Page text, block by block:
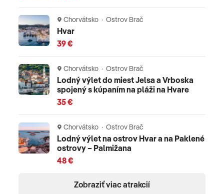
Chorvátsko · Ostrov Brač
Hvar
39 €
Chorvátsko · Ostrov Brač
Lodný výlet do miest Jelsa a Vrboska
spojený s kúpaním na pláži na Hvare
35 €
Chorvátsko · Ostrov Brač
Lodný výlet na ostrov Hvar a na Paklené
ostrovy – Palmižana
48 €
Zobraziť viac atrakcií